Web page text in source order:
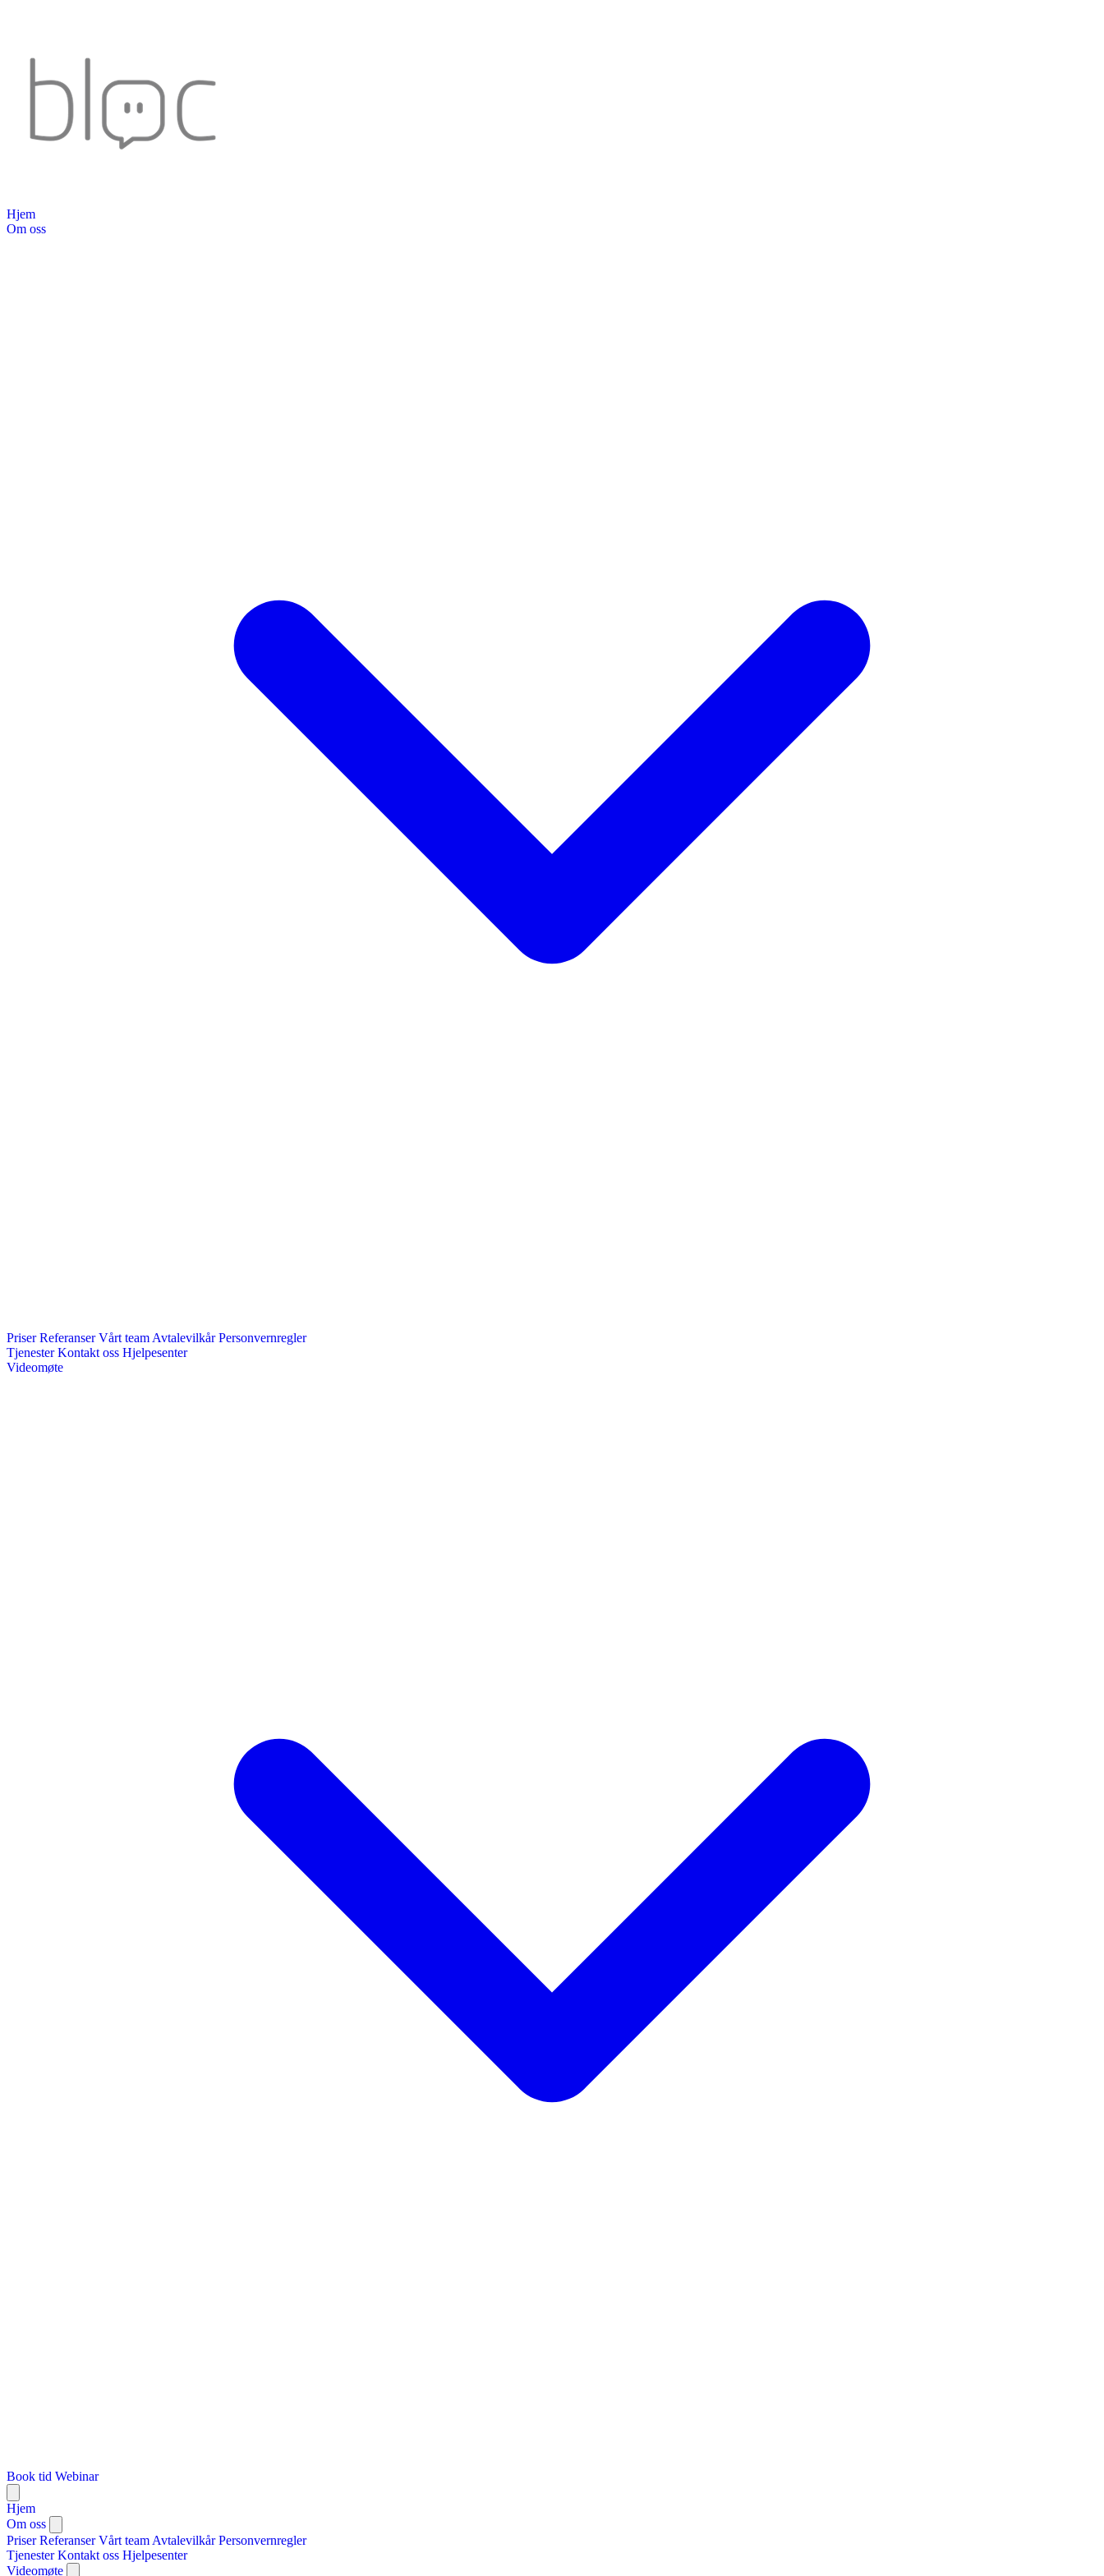
Hjem
Om oss
Priser Referanser Vårt team Avtalevilkår Personvernregler
Tjenester Kontakt oss Hjelpesenter
Videomøte
Book tid Webinar
Hjem
Om oss
Priser Referanser Vårt team Avtalevilkår Personvernregler
Tjenester Kontakt oss Hjelpesenter
Videomøte